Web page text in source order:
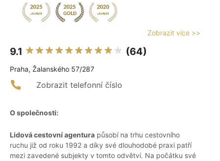
Zobrazit více >>
9.1 (64)
Praha, Žalanského 57/287
Zobrazit telefonní číslo
O společnosti:
Lidová cestovní agentura působí na trhu cestovního
ruchu již od roku 1992 a díky své dlouhodobé praxi patří
mezi zavedené subjekty v tomto odvětví. Na počátku své